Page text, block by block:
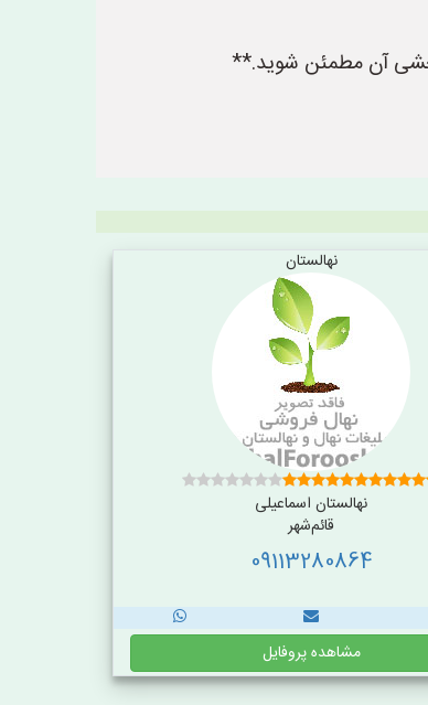
آن مطمئن شوید.**
نهالستان
نهالستان اسماعیلی
قائم‌شهر
09113280864
مشاهده پروفایل